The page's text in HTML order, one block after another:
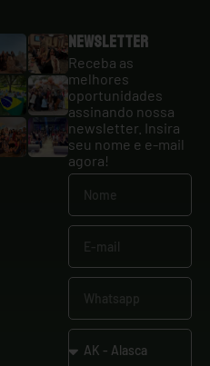
Newsletter
Receba as
melhores
oportunidades
assinando nossa
newsletter. Insira
seu nome e e-mail
agora!